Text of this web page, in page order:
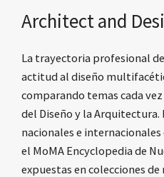
Architect and
La trayectoria profesional
actitud al diseño
comparando temas cada
del Diseño y la
nacionales e
el MoMA Encyclopedia de
expuestas en colecciones